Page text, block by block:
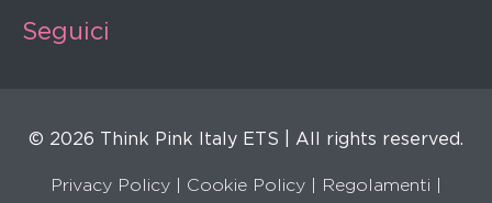
Seguici
© 2026 Think Pink Italy ETS | All rights reserved.
Privacy Policy Cookie Policy Regolamenti